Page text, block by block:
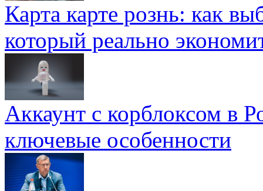
Карта карте рознь: как
который реально
Аккаунт с корблоксом в
ключевые особенности